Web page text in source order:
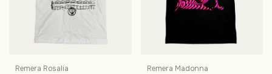
Remera Rosalia
Remera Madonna